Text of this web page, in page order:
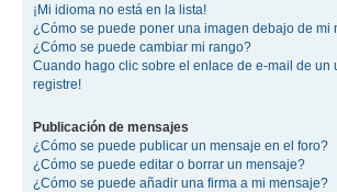
¡Mi idioma no está en la lista!
¿Cómo se puede poner una imagen debajo de mi
¿Cómo se puede cambiar mi rango?
Cuando hago clic sobre el enlace de e-mail de un
registre!
Publicación de mensajes
¿Cómo se puede publicar un mensaje en el foro?
¿Cómo se puede editar o borrar un mensaje?
¿Cómo se puede añadir una firma a mi mensaje?